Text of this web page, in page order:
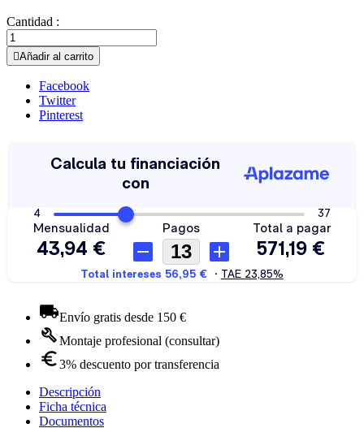
Cantidad :
Añadir al carrito
Facebook
Twitter
Pinterest
Envío gratis desde 150 €
Montaje profesional (consultar)
3% descuento por transferencia
Descripción
Ficha técnica
Documentos